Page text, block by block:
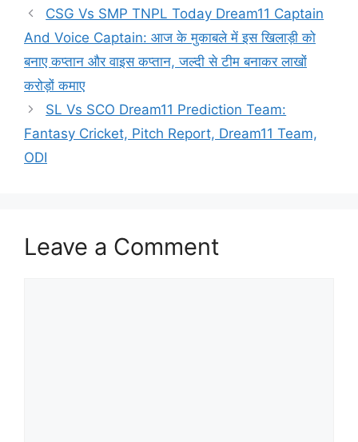
CSG Vs SMP TNPL Today Dream11 Captain
And Voice Captain: आज के मुकाबले में इस खिलाड़ी को
बनाए कप्तान और वाइस कप्तान, जल्दी से टीम बनाकर लाखों
करोड़ों कमाए
SL Vs SCO Dream11 Prediction Team:
Fantasy Cricket, Pitch Report, Dream11 Team,
ODI
Leave a Comment